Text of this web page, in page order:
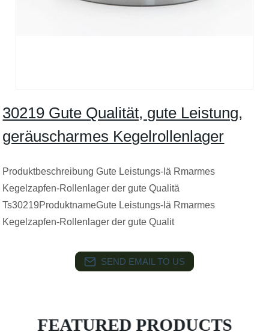
30219 Gute Qualität, gute Leistung,
geräuscharmes Kegelrollenlager
Produktbeschreibung Gute Leistungs-lä Rmarmes
Kegelzapfen-Rollenlager der gute Qualitä
Ts30219ProduktnameGute Leistungs-lä Rmarmes
Kegelzapfen-Rollenlager der gute Qualit
SEND EMAIL TO US
FEATURED PRODUCTS